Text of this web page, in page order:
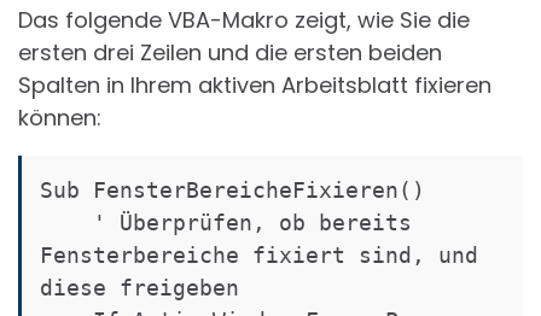
Das folgende VBA-Makro zeigt, wie Sie die
ersten drei Zeilen und die ersten beiden
Spalten in Ihrem aktiven Arbeitsblatt fixieren
können:
Sub FensterBereicheFixieren()
Fensterbereiche fixiert sind, und
diese freigeben